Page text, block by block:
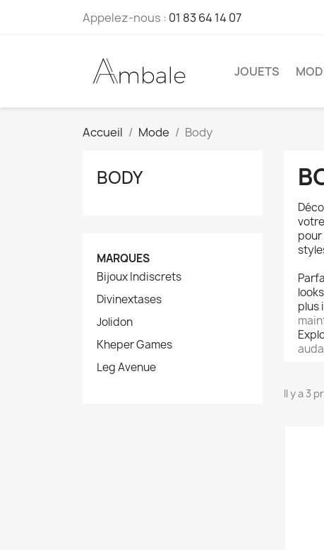
Appelez-nous : 01 83 64 14 07
JOUETS
Accueil Mode Body
BODY
MARQUES
Bijoux Indiscrets
Divinextases
Jolidon
Kheper Games
Leg Avenue
looks
plus
Il y a 3